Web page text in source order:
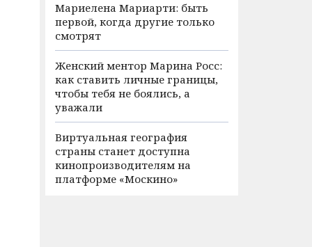
Мариелена Мариарти: быть
первой, когда другие только
смотрят
Женский ментор Марина Росс:
как ставить личные границы,
чтобы тебя не боялись, а
уважали
Виртуальная география
страны станет доступна
кинопроизводителям на
платформе «Москино»